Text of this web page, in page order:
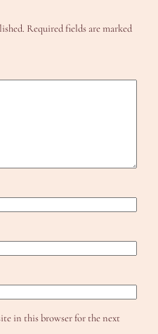
Required fields are marked
in this browser for the next